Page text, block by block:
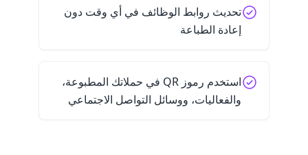
تحديث روابط الوظائف في أي وقت دون
إعادة الطباعة
استخدم رموز QR في حملاتك المطبوعة،
والفعاليات، ووسائل التواصل الاجتماعي